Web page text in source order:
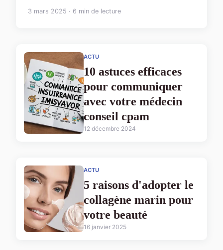
3 mars 2025 · 6 min de lecture
ACTU
10 astuces efficaces
pour communiquer
avec votre médecin
conseil cpam
12 décembre 2024
ACTU
5 raisons d'adopter le
collagène marin pour
votre beauté
16 janvier 2025